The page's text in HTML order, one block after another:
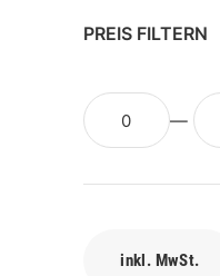
PREIS FILTERN
inkl. MwSt.